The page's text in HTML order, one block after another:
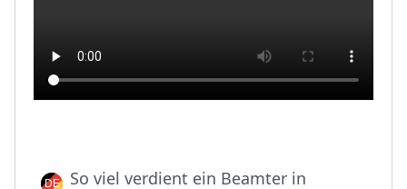
So viel verdient ein Beamter in